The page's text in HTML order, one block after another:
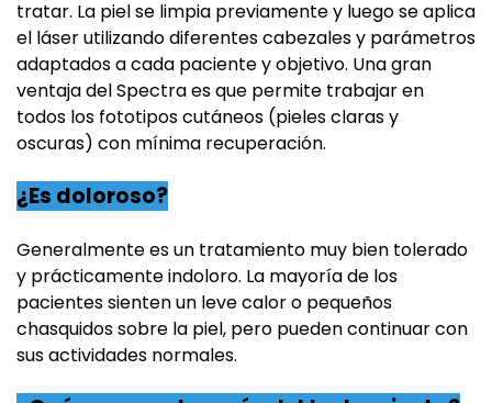
tratar. La piel se limpia previamente y luego se aplica
el láser utilizando diferentes cabezales y parámetros
adaptados a cada paciente y objetivo. Una gran
ventaja del Spectra es que permite trabajar en
todos los fototipos cutáneos (pieles claras y
oscuras) con mínima recuperación.
¿Es doloroso?
Generalmente es un tratamiento muy bien tolerado
y prácticamente indoloro. La mayoría de los
pacientes sienten un leve calor o pequeños
chasquidos sobre la piel, pero pueden continuar con
sus actividades normales.